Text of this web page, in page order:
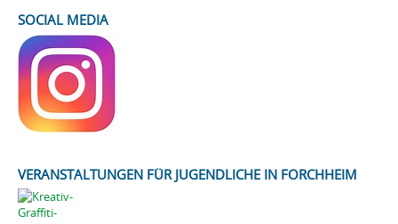
SOCIAL MEDIA
VERANSTALTUNGEN FÜR JUGENDLICHE IN FORCHHEIM